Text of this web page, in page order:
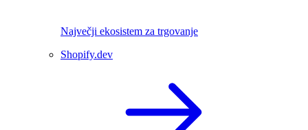
Največji ekosistem za trgovanje
Shopify.dev